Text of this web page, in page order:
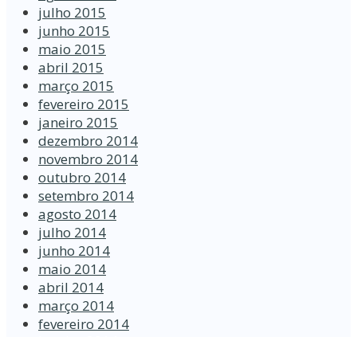
julho 2015
junho 2015
maio 2015
abril 2015
março 2015
fevereiro 2015
janeiro 2015
dezembro 2014
novembro 2014
outubro 2014
setembro 2014
agosto 2014
julho 2014
junho 2014
maio 2014
abril 2014
março 2014
fevereiro 2014